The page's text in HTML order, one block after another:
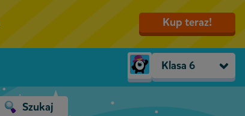
Kup teraz!
Klasa 6
Szukaj